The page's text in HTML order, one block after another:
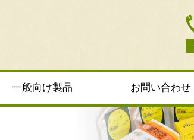
一般向け製品 お問い合わせ